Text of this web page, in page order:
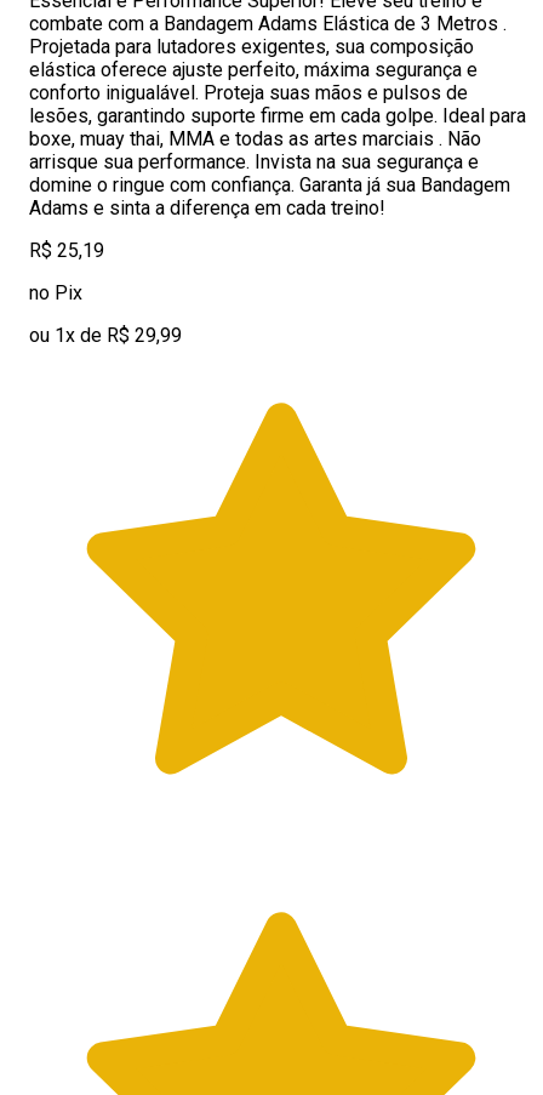
combate com a Bandagem Adams Elástica de 3 Metros .
Projetada para lutadores exigentes, sua composição
elástica oferece ajuste perfeito, máxima segurança e
conforto inigualável. Proteja suas mãos e pulsos de
lesões, garantindo suporte firme em cada golpe. Ideal para
boxe, muay thai, MMA e todas as artes marciais . Não
arrisque sua performance. Invista na sua segurança e
domine o ringue com confiança. Garanta já sua Bandagem
Adams e sinta a diferença em cada treino!
R$ 25,19
no Pix
ou 1x de R$ 29,99